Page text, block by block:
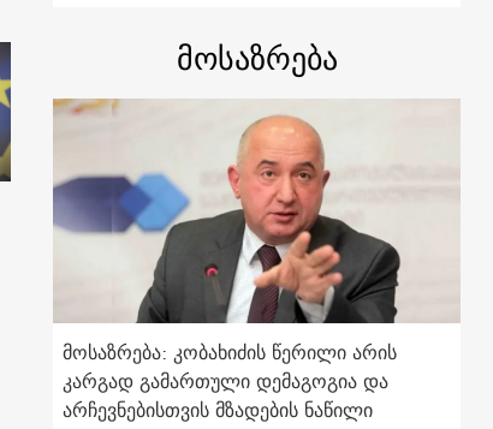
მოსაზრება
მოსაზრება: კობახიძის წერილი არის
კარგად გამართული დემაგოგია და
არჩევნებისთვის მზადების ნაწილი